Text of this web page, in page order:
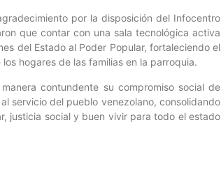
por la disposición del Infocentro
que contar con una sala tecnológica activa
del Estado al Poder Popular, fortaleciendo el
hogares de las familias en la parroquia.
contundente su compromiso social de
servicio del pueblo venezolano, consolidando
justicia social y buen vivir para todo el estado